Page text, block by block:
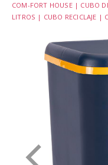
COM-FORT HOUSE | CUBO
LITROS | CUBO RECICLAJE |